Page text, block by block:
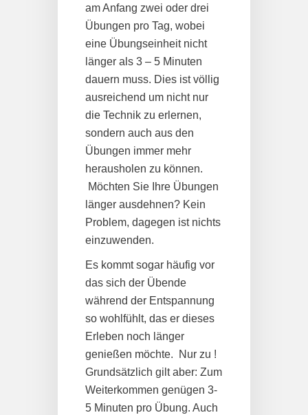
am Anfang zwei oder drei
Übungen pro Tag, wobei
eine Übungseinheit nicht
länger als 3 – 5 Minuten
dauern muss. Dies ist völlig
ausreichend um nicht nur
die Technik zu erlernen,
sondern auch aus den
Übungen immer mehr
herausholen zu können.
Möchten Sie Ihre Übungen
länger ausdehnen? Kein
Problem, dagegen ist nichts
einzuwenden.
Es kommt sogar häufig vor
das sich der Übende
während der Entspannung
so wohlfühlt, das er dieses
Erleben noch länger
genießen möchte. Nur zu !
Grundsätzlich gilt aber: Zum
Weiterkommen genügen 3-
5 Minuten pro Übung. Auch